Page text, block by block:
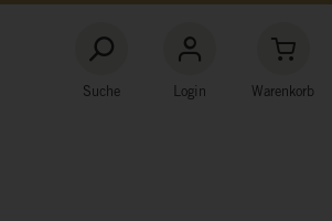
Suche Login Warenkorb